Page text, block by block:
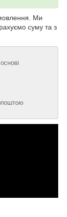
Ми
суму та з